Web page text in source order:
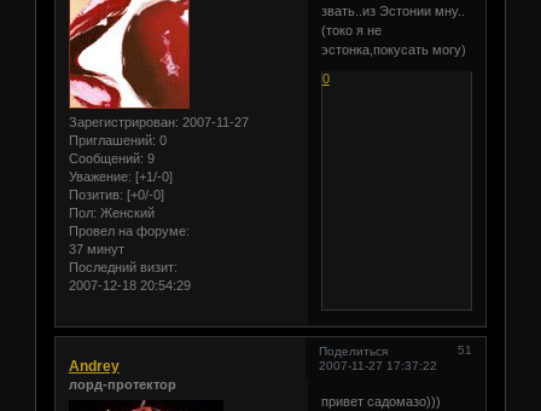
Зарегистрирован: 2007-11-27
Приглашений: 0
Сообщений: 9
Уважение: [+1/-0]
Позитив: [+0/-0]
Пол: Женский
Провел на форуме:
37 минут
Последний визит:
2007-12-18 20:54:29
звать..из Эстонии мну..
(токо я не
эстонка,покусать могу)
0
Поделиться
51
2007-11-27 17:37:22
Andrey
лорд-протектор
привет садомазо)))